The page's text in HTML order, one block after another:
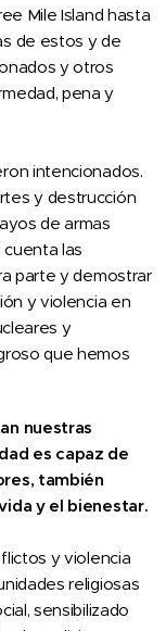
Mile Island hasta
de estos y de
y otros
pena y
intencionados.
y destrucción
de armas
las
parte y demostrar
y violencia en
y
que hemos
nuestras
es capaz de
también
y el bienestar.
y violencia
religiosas
sensibilizado